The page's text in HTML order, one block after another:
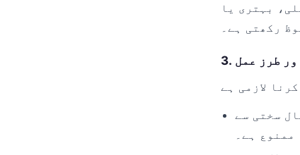
بہتری یا
رکھتی ہے۔
طرز عمل
سختی سے
ممنوع ہے۔